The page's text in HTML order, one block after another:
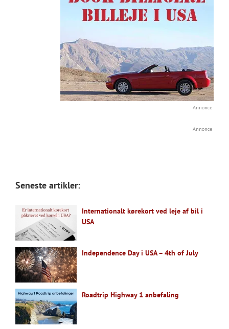
Annonce
Annonce
Seneste artikler:
Internationalt kørekort ved leje af bil i
USA
Independence Day i USA – 4th of July
Roadtrip Highway 1 anbefaling